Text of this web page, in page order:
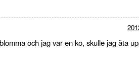
och jag var en ko, skulle jag äta